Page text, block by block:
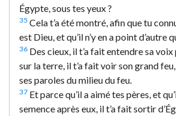
Égypte, sous tes yeux ?
35 Cela t’a été montré, afin que tu
est Dieu, et qu’il n’y en a point d’autre
36 Des cieux, il t’a fait entendre sa voix
sur la terre, il t’a fait voir son grand
ses paroles du milieu du feu.
37 Et parce qu’il a aimé tes pères, et
semence après eux, il t’a fait sortir